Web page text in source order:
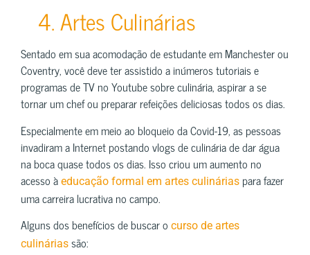
4. Artes Culinárias
Sentado em sua acomodação de estudante em Manchester ou
Coventry, você deve ter assistido a inúmeros tutoriais e
programas de TV no Youtube sobre culinária, aspirar a se
tornar um chef ou preparar refeições deliciosas todos os dias.
Especialmente em meio ao bloqueio da Covid-19, as pessoas
invadiram a Internet postando vlogs de culinária de dar água
na boca quase todos os dias. Isso criou um aumento no
acesso à educação formal em artes culinárias para fazer
uma carreira lucrativa no campo.
Alguns dos benefícios de buscar o curso de artes
culinárias são: